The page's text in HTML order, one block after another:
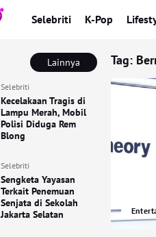
Selebriti K-Pop
Lainnya
Selebriti
Kecelakaan Tragis di
Lampu Merah, Mobil
Polisi Diduga Rem
Blong
Selebriti
Sengketa Yayasan
Terkait Penemuan
Senjata di Sekolah
Jakarta Selatan
Tag: